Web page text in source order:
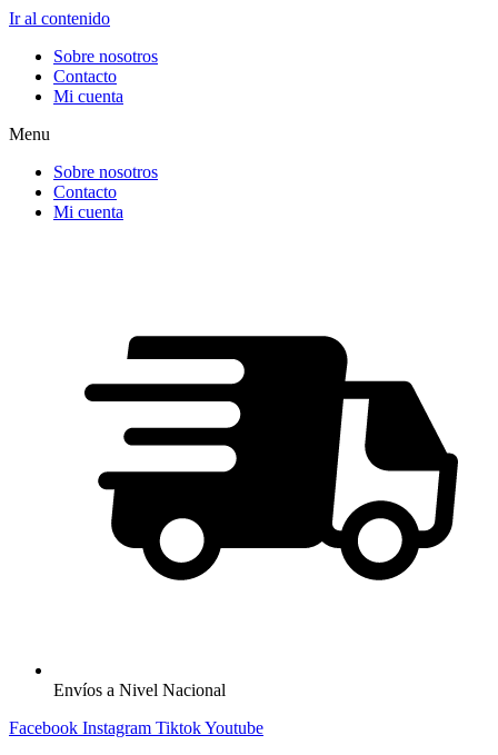
Ir al contenido
Sobre nosotros
Contacto
Mi cuenta
Menu
Sobre nosotros
Contacto
Mi cuenta
Envíos a Nivel Nacional
Facebook Instagram TiktokYoutube